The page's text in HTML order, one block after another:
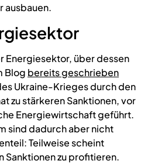
ausbauen.
Energiesektor, über dessen
Blog bereits geschrieben
Ukraine-Krieges durch den
zu stärkeren Sanktionen, vor
Energiewirtschaft geführt.
sind dadurch aber nicht
Teilweise scheint
Sanktionen zu profitieren.